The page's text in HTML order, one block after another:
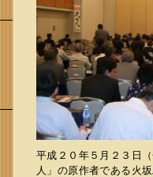
平成２０年５月２３日
人」の原作者である火